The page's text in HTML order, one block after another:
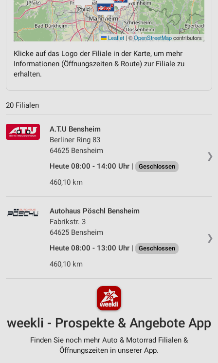
Leaflet | ©OpenStreetMapcontributors
Klicke auf das Logo der Filiale in der Karte, um mehr
Informationen (Öffnungszeiten & Route) zur Filiale zu
erhalten.
20 Filialen
❯
A.T.U Bensheim
Berliner Ring 83
64625 Bensheim
Heute 08:00 - 14:00 Uhr |
Geschlossen
460,10 km
❯
Autohaus Pöschl Bensheim
Fabrikstr. 3
64625 Bensheim
Heute 08:00 - 13:00 Uhr |
Geschlossen
460,10 km
weekli - Prospekte & Angebote App
Finden Sie noch mehr Auto & Motorrad Filialen &
Öffnungszeiten in unserer App.